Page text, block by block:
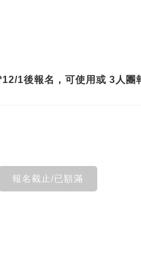
1後報名，可使用或 3人團